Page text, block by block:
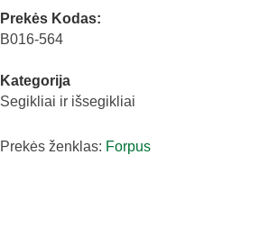
quantity
Prekės Kodas:
B016-564
Kategorija
Segikliai ir išsegikliai
Prekės ženklas: Forpus